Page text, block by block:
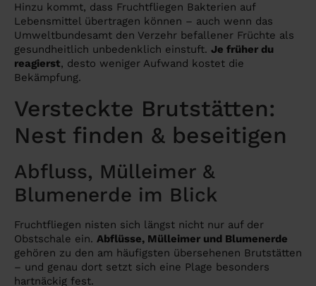
Hinzu kommt, dass Fruchtfliegen Bakterien auf
Lebensmittel übertragen können – auch wenn das
Umweltbundesamt den Verzehr befallener Früchte als
gesundheitlich unbedenklich einstuft. Je früher du
reagierst, desto weniger Aufwand kostet die
Bekämpfung.
Versteckte Brutstätten:
Nest finden & beseitigen
Abfluss, Mülleimer &
Blumenerde im Blick
Fruchtfliegen nisten sich längst nicht nur auf der
Obstschale ein. Abflüsse, Mülleimer und Blumenerde
gehören zu den am häufigsten übersehenen Brutstätten
– und genau dort setzt sich eine Plage besonders
hartnäckig fest.